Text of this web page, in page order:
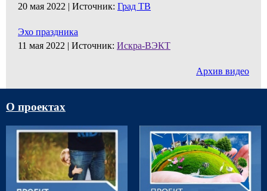
20 мая 2022 | Источник: Град ТВ
Эхо праздника
11 мая 2022 | Источник: Искра-ВЭКТ
Архив видео
О проектах